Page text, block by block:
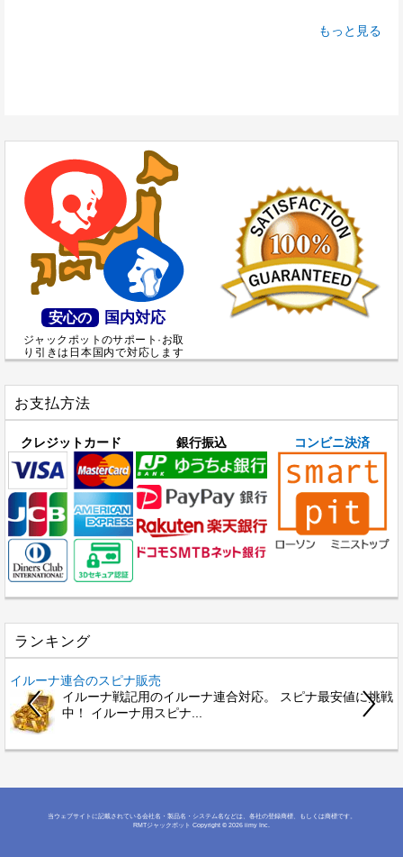
もっと見る
安心の 国内対応
ジャックポットのサポート·お取
り引きは日本国内で対応します
お支払方法
クレジットカード 銀行振込 コンビニ決済
ランキング
イルーナ連合のスピナ販売
イルーナ戦記用のイルーナ連合対応。 スピナ最安値に挑戦
中！ イルーナ用スピナ...
当ウェブサイトに記載されている会社名・製品名・システム名などは、各社の登録商標、もしくは商標です。
RMTジャックポット Copyright © 2026 iimy Inc.